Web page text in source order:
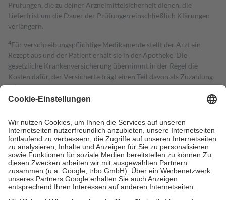
Prüfungen, die zu deiner Arzneimittelsicherheit dienen, die
Lieferfrist um die Dauer der Prüfungen einschließlich Klärungen
verlängern.
4Für verschreibungspflichtige Medikamente stellt der Arzt ein
Rezept aus und der Patient erhält sie in der Apotheke. Die
gesetzliche Krankenversicherung übernimmt in der Regel die
Kosten dafür, der Versicherte trägt einen Teil davon als Zuzahlung
mit.
Grundsätzlich leisten Mitglieder Zuzahlungen in Höhe von zehn
höchstens zehn Euro.
Es sind jedoch nie mehr als die tatsächlichen
Kosten der Leistung zu entrichten.
Diese Regeln gelten grundsätzlich auch für Online-Apotheken.
Bei Heilmitteln und häuslicher Krankenpflege beträgt die
Zuzahlung zehn Prozent der Kosten sowie zehn Euro je
Verordnung.
Um das Engagement der Versicherten für ihre eigene Gesundheit zu
stärken und die besondere Stellung der Familie zu unterstützen,